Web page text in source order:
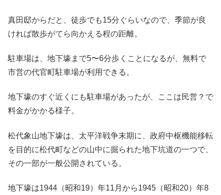
真田邸からだと、徒歩でも15分ぐらいなので、季節が良
ければ散歩がてら向かえる程の距離。
駐車場は、地下壕まで5〜6分歩くことになるが、無料で
市営の代官町駐車場が利用できる。
地下壕のすぐ近くにも駐車場があったが、ここは民営？で
料金がかかる様子。
松代象山地下壕は、太平洋戦争末期に、政府中枢機能移転
を目的に松代町などの山中に掘られた地下坑道の一つで、
その一部が一般公開されている。
地下壕は1944（昭和19）年11月から1945（昭和20）年8